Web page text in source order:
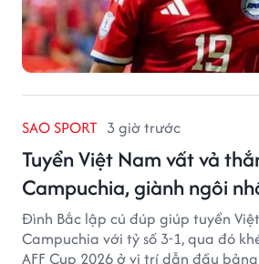
SAO SPORT 3 giờ trước
Tuyển Việt Nam vất vả
Campuchia, giành ngôi
Đình Bắc lập cú đúp giúp tuyển
Campuchia với tỷ số 3-1, qua đó
AFF Cup 2026 ở vị trí dẫn đầu